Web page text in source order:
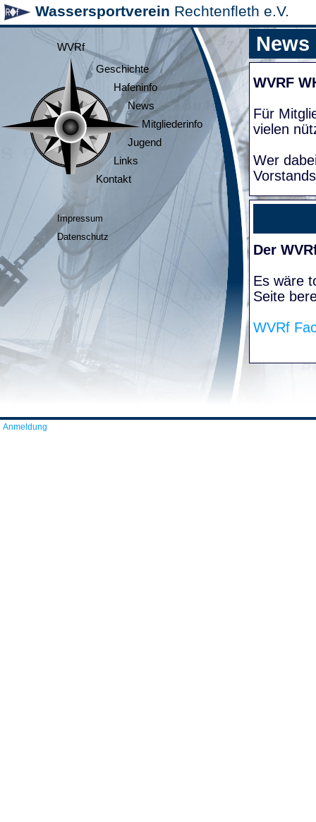
Wassersportverein Rechtenfleth e.V.
WVRf
Geschichte
Hafeninfo
News
Mitgliederinfo
Jugend
Links
Kontakt
Impressum
Datenschutz
News
WVRF
Für
vielen
Wer
Der
Es wäre
Seite
WVRf
Anmeldung